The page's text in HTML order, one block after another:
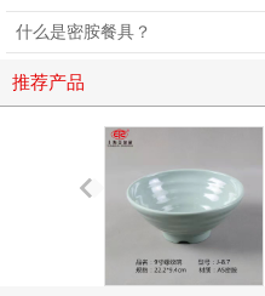
什么是密胺餐具？
推荐产品